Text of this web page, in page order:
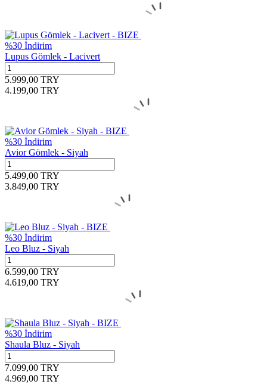
%30 İndirim
Lupus Gömlek - Lacivert
5.999,00 TRY
4.199,00 TRY
%30 İndirim
Avior Gömlek - Siyah
5.499,00 TRY
3.849,00 TRY
%30 İndirim
Leo Bluz - Siyah
6.599,00 TRY
4.619,00 TRY
%30 İndirim
Shaula Bluz - Siyah
7.099,00 TRY
4.969,00 TRY